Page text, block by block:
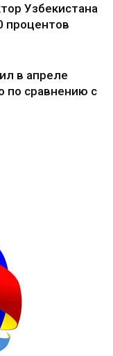
Узбекистана
процентов
в апреле
по сравнению с